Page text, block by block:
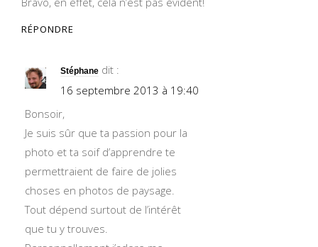
RÉPONDRE
Stéphane dit :
16 septembre 2013 à 19:40
Bonsoir,
Je suis sûr que ta passion pour la
photo et ta soif d’apprendre te
permettraient de faire de jolies
choses en photos de paysage.
Tout dépend surtout de l’intérêt
que tu y trouves.